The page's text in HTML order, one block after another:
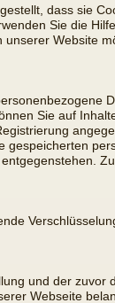
dass sie
Sie die
Website
Sie auf
gespeicherten
und der zuvor
Webseite